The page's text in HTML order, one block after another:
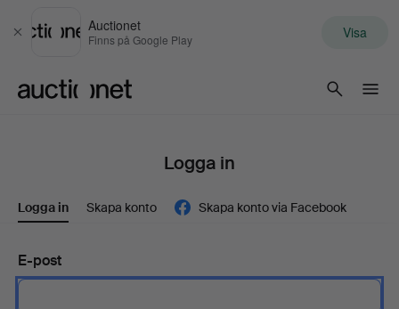
Stäng
Auctionet
Finns på Google Play Visa
Logga in
Logga in Skapa konto Skapa konto via Facebook
E-post